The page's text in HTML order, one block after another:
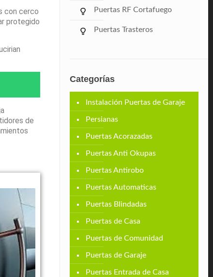
con cerco
protegido
de
Puertas RF Cortafuego
Puertas Trasteros
Categorías
Instalación Puertas de Garaje
Persianas
Puertas Acorazadas
Puertas Anti Okupas
Puertas Antirobo
Puertas Automaticas
Puertas Blindadas
Puertas de Casa
Puertas de Comunidad
Puertas de Garaje
Puertas Entrada de Casa